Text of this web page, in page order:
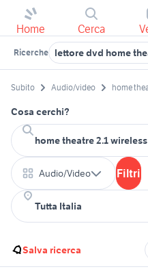
Home Cerca
Ricerche lettore dvd home
Subito Audio/video home
Cosa cerchi?
Audio/Video Filtri
Salva ricerca